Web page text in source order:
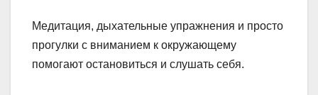
Медитация, дыхательные упражнения и просто
прогулки с вниманием к окружающему
помогают остановиться и слушать себя.